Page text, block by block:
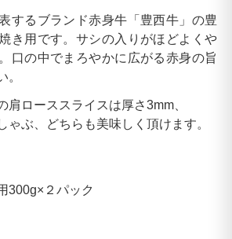
するブランド赤身牛「豊西牛」の豊
き用です。サシの入りがほどよくや
口の中でまろやかに広がる赤身の旨
。
肩ローススライスは厚さ3mm、
ゃぶ、どちらも美味しく頂けます。
300g×２パック